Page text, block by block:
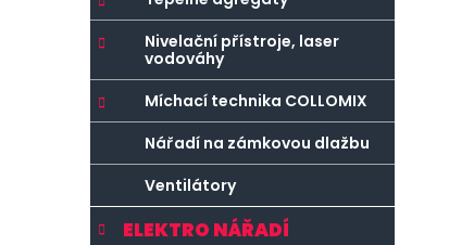
n
n
í
p
n
e
i
e
Nivelační přístroje, laser
vodováhy
Míchací technika COLLOMIX
Nářadí na zámkovou dlažbu
Ventilátory
ELEKTRO NÁŘADÍ